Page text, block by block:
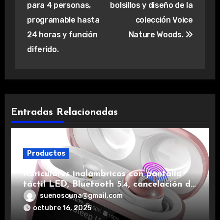
para 4 personas,
programable hasta
24 horas y función
diferido.
bolsillos y diseño de la
colección Voice
Nature Woods.
Entradas Relacionadas
Productos
Auriculares inalámbricos con pantalla
táctil LED, Bluetooth 5.4, cancelación de
ruido, impermeables y de larga duración.
suenoscuna@gmail.com
octubre 16, 2025